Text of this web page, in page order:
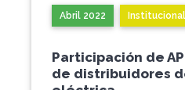
Abril 2022
Participación de
de distribuidores